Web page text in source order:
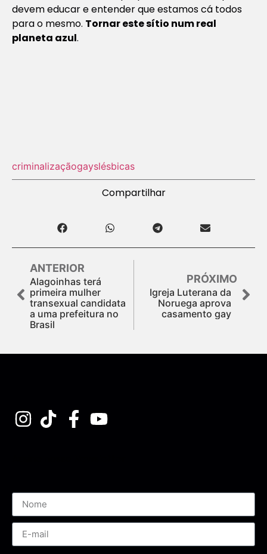
devem educar e entender que estamos cá todos
para o mesmo. Tornar este sítio num real
planeta azul.
criminalizaçãogayslésbicas
Compartilhar
ANTERIOR
Alagoinhas terá
primeira mulher
transexual candidata
a uma prefeitura no
Brasil
PRÓXIMO
Igreja Luterana da
Noruega aprova
casamento gay